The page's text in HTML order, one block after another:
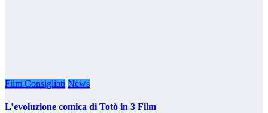
Film Consigliati News
L’evoluzione comica di Totò in 3 Film